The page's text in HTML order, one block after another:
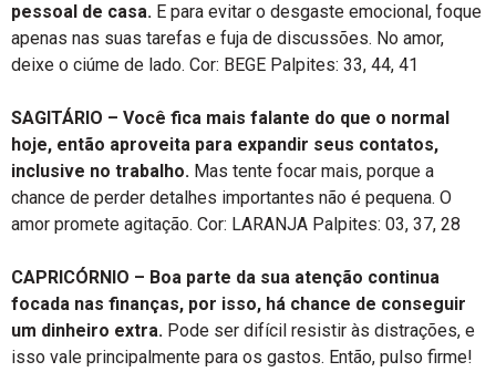
pessoal de casa. E para evitar o desgaste emocional, foque
apenas nas suas tarefas e fuja de discussões. No amor,
deixe o ciúme de lado. Cor: BEGE Palpites: 33, 44, 41
SAGITÁRIO – Você fica mais falante do que o normal
hoje, então aproveita para expandir seus contatos,
inclusive no trabalho. Mas tente focar mais, porque a
chance de perder detalhes importantes não é pequena. O
amor promete agitação. Cor: LARANJA Palpites: 03, 37, 28
CAPRICÓRNIO – Boa parte da sua atenção continua
focada nas finanças, por isso, há chance de conseguir
um dinheiro extra. Pode ser difícil resistir às distrações, e
isso vale principalmente para os gastos. Então, pulso firme!